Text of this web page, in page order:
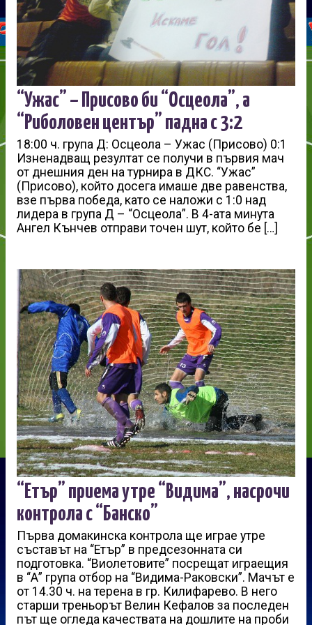
“Ужас” – Присово би “Осцеола”, а
“Риболовен център” падна с 3:2
18:00 ч. група Д: Осцеола – Ужас (Присово) 0:1
Изненадващ резултат се получи в първия мач
от днешния ден на турнира в ДКС. “Ужас”
(Присово), който досега имаше две равенства,
взе първа победа, като се наложи с 1:0 над
лидера в група Д – “Осцеола”. В 4-ата минута
Ангел Кънчев отправи точен шут, който бе […]
“Етър” приема утре “Видима”, насрочи
контрола с “Банско”
Първа домакинска контрола ще играе утре
съставът на “Етър” в предсезонната си
подготовка. “Виолетовите” посрещат играещия
в “А” група отбор на “Видима-Раковски”. Мачът е
от 14.30 ч. на терена в гр. Килифарево. В него
старши треньорът Велин Кефалов за последен
път ще огледа качествата на дошлите на проби